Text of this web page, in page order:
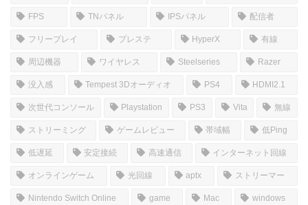
FPS TNパネル IPSパネル 配信者
フリープレイ プレステ HyperX 有線
周辺機器 ワイヤレス Steelseries Razer
没入感 Tempest 3Dオーディオ PS4 HDMI2.1
次世代コンソール Playstation PS3 Vita 無線
ストリーミング ゲームレビュー 帯域幅 低Ping
低遅延 安定接続 高速通信 インターネット回線
オンラインゲーム 光回線 aptx ストリーマー
Nintendo Switch Online game Mac windows